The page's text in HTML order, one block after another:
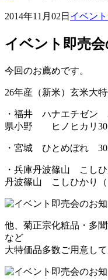
2014年11月02日 イベン
イベント即売
今回のお薦めです。
26年産（新米）玄米大
・福井 ハナエチ
県小野 ヒノヒカリ
・宮城 ひとめ
・兵庫丹波篠山 こ
丹波篠山 こしひかり
他、菊正宗化粧品・多
など
大特価品多数ご用意し